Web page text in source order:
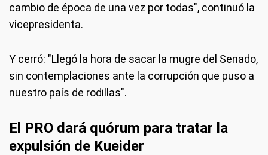
cambio de época de una vez por todas", continuó la
vicepresidenta.
Y cerró: "Llegó la hora de sacar la mugre del Senado,
sin contemplaciones ante la corrupción que puso a
nuestro país de rodillas".
El PRO dará quórum para tratar la
expulsión de Kueider